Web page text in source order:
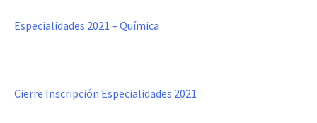
Especialidades 2021 – Química
Cierre Inscripción Especialidades 2021